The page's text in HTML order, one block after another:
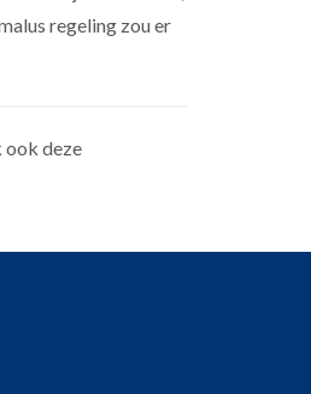
regeling zou er
ook deze